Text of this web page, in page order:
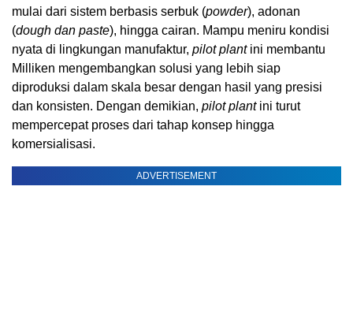
mulai dari sistem berbasis serbuk (powder), adonan
(dough dan paste), hingga cairan. Mampu meniru kondisi
nyata di lingkungan manufaktur, pilot plantini membantu
Milliken mengembangkan solusi yang lebih siap
diproduksi dalam skala besar dengan hasil yang presisi
dan konsisten. Dengan demikian, pilot plant ini turut
mempercepat proses dari tahap konsep hingga
komersialisasi.
ADVERTISEMENT